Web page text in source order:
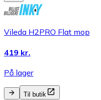
Vileda H2PRO Flat mop
419 kr.
På lager
Til butik